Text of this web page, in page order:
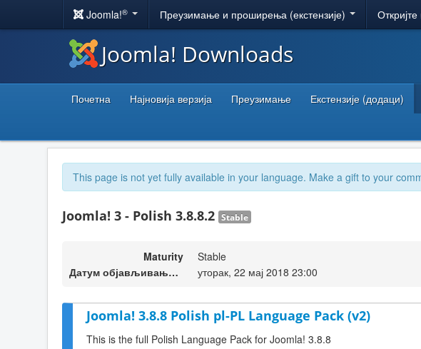
Joomla!® Преузимање и проширења (екстензије)
Joomla! Downloads
Почетна Најновија верзија Преузимање Екстензије (додаци)
This page is not yet fully available in your language. Make a gift to your
Joomla! 3 - Polish 3.8.8.2 Stable
Maturity
Stable
Датум објављивања верзије
уторак, 22 мај 2018 23:00
Joomla! 3.8.8 Polish pl-PL Language Pack (v2)
This is the full Polish Language Pack for Joomla! 3.8.8